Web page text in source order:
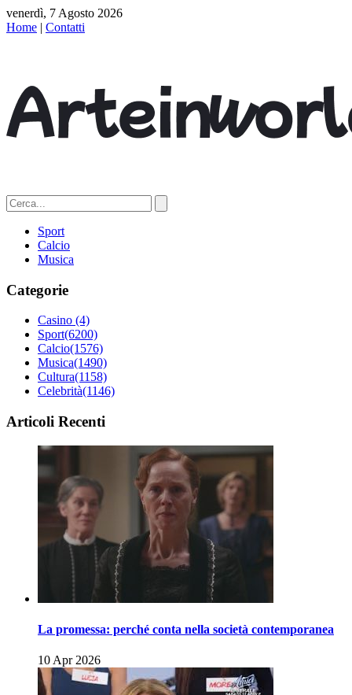
venerdì, 7 Agosto 2026
Home | Contatti
Sport
Calcio
Musica
Categorie
Casino (4)
Sport(6200)
Calcio(1576)
Musica(1490)
Cultura(1158)
Celebrità(1146)
Articoli Recenti
La promessa: perché conta nella società contemporanea
10 Apr 2026